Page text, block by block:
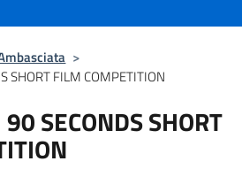
>
SHORT FILM COMPETITION
SECONDS SHORT